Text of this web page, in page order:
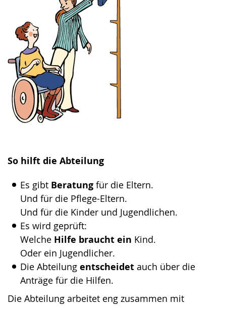
So hilft die Abteilung
Es gibt Beratung für die Eltern.
Und für die Pflege-Eltern.
Und für die Kinder und Jugendlichen.
Es wird geprüft:
Welche Hilfe braucht ein Kind.
Oder ein Jugendlicher.
Die Abteilung entscheidet auch über die
Anträge für die Hilfen.
Die Abteilung arbeitet eng zusammen mit